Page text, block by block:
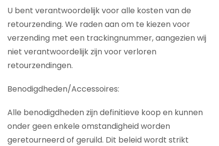
U bent verantwoordelijk voor alle kosten van de
retourzending. We raden aan om te kiezen voor
verzending met een trackingnummer, aangezien wij
niet verantwoordelijk zijn voor verloren
retourzendingen.
Benodigdheden/Accessoires:
Alle benodigdheden zijn definitieve koop en kunnen
onder geen enkele omstandigheid worden
geretourneerd of geruild. Dit beleid wordt strikt